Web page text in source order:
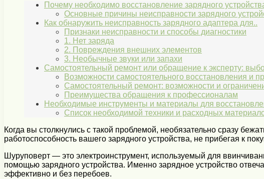
Почему необходимо восстановление зарядного
Основные причины неисправности зарядного
Как обнаружить неисправность зарядного адаптера для..
Признаки неисправности и способы диагностики
1. Нет заряда
2. Повреждения внешних элементов
3. Необычные звуки или запахи
Самостоятельный ремонт или обращение к эксперту:
Возможности самостоятельного восстановления и
Самостоятельный ремонт: возможности и
Преимущества обращения к профессионалам
Необходимые инструменты и материалы для
Список необходимой техники и расходных
Когда вы столкнулись с такой проблемой, необязательно сразу
работоспособность вашего зарядного устройства, не прибегая к
Шуруповерт — это электроинструмент, используемый для
помощью зарядного устройства. Именно зарядное устройство
эффективно и без перебоев.